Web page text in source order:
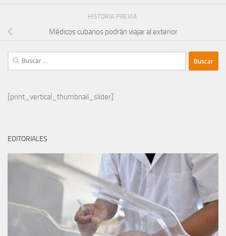
HISTORIA PREVIA
Médicos cubanos podrán viajar al exterior
Buscar:
[print_vertical_thumbnail_slider]
EDITORIALES